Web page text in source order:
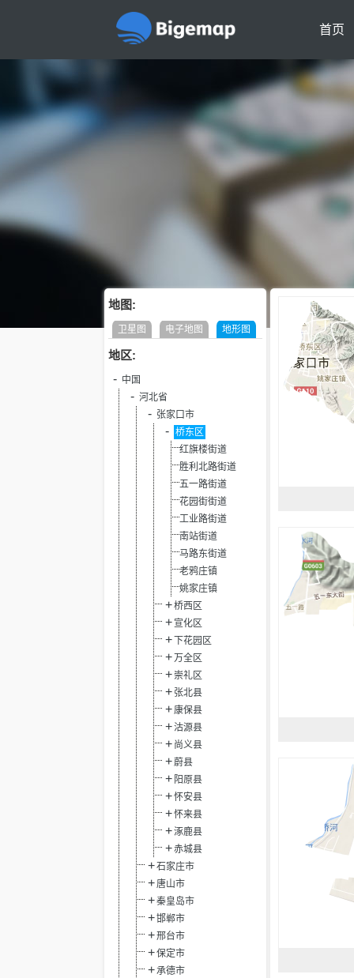
首页
地图:
卫星图 电子地图 地形图
地区:
中国
河北省
张家口市
桥东区
红旗楼街道
胜利北路街道
五一路街道
花园街街道
工业路街道
南站街道
马路东街道
老鸦庄镇
姚家庄镇
桥西区
宣化区
下花园区
万全区
崇礼区
张北县
康保县
沽源县
尚义县
蔚县
阳原县
怀安县
怀来县
涿鹿县
赤城县
石家庄市
唐山市
秦皇岛市
邯郸市
邢台市
保定市
承德市